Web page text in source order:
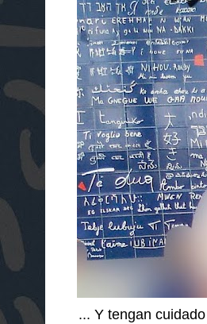
... Y tengan